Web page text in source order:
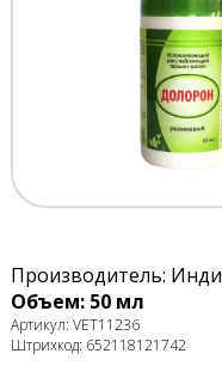
Производитель:
Объем: 50 мл
Артикул: VET11236
Штрихкод: 652118121742